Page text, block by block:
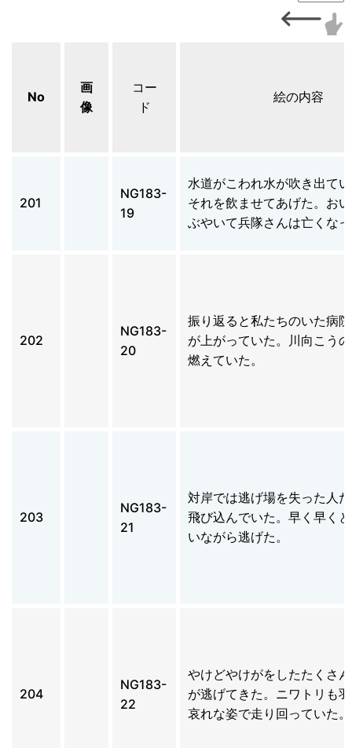
No
画
像
コー
ド
絵の内容
201
NG183-
19
水道がこわれ水が吹き出て
それを飲ませてあげた。お
ぶやいて兵隊さんは亡くな
202
NG183-
20
振り返ると私たちのいた病
が上がっていた。川向こう
燃えていた。
203
NG183-
21
対岸では逃げ場を失った人
飛び込んでいた。早く早く
いながら逃げた。
204
NG183-
22
やけどやけがをしたたくさ
が逃げてきた。ニワトリも
哀れな姿で走り回っていた。